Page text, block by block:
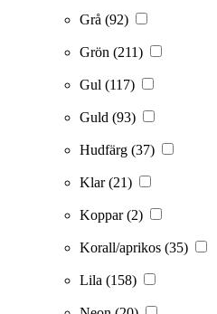
Grå (92)
Grön (211)
Gul (117)
Guld (93)
Hudfärg (37)
Klar(21)
Koppar(2)
Korall/aprikos (35)
Lila (158)